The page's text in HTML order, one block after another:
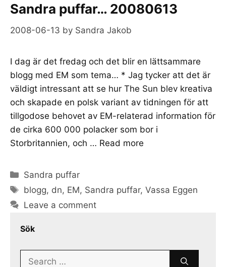
Sandra puffar… 20080613
2008-06-13 by Sandra Jakob
I dag är det fredag och det blir en lättsammare
blogg med EM som tema… * Jag tycker att det är
väldigt intressant att se hur The Sun blev kreativa
och skapade en polsk variant av tidningen för att
tillgodose behovet av EM-relaterad information för
de cirka 600 000 polacker som bor i
Storbritannien, och … Read more
Categories
Sandra puffar
Tags
blogg, dn, EM, Sandra puffar,Vassa Eggen
Leave a comment
Sök
Search